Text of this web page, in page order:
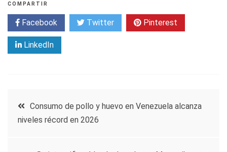
COMPARTIR
Facebook Twitter Pinterest
LinkedIn
Navegación
Consumo de pollo y huevo en Venezuela alcanza
niveles récord en 2026